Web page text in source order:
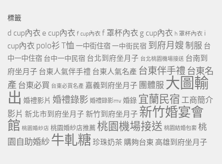
標籤
d cup內衣 e cup內衣 f cup內衣 f 罩杯內衣 g cup內衣 h 罩杯內衣 i
cup內衣 polo衫 T恤 一中街住宿一中街民宿 到府月嫂 制服 台
中一中住宿 台中一中民宿 台北到府坐月子 台北桃園機場接送 台南到
府坐月子 台東人氣伴手禮 台東人氣名產 台東伴手禮 台東名
產 台東必買 台東必買名產 嘉義到府坐月子 團體服 大圖輸
出 婚禮影片 婚禮錄影 婚禮錄影mv 婚錄 宜蘭民宿 工商簡介
影片 新北市到府坐月子 新竹到府坐月子 新竹婚宴會
館 桃園婚紗店 桃園婚紗店推薦 桃園機場接送 桃園結婚包套 桃
園自助婚紗 牛軋糖 珍珠奶茶 購夠台東 高雄到府坐月子